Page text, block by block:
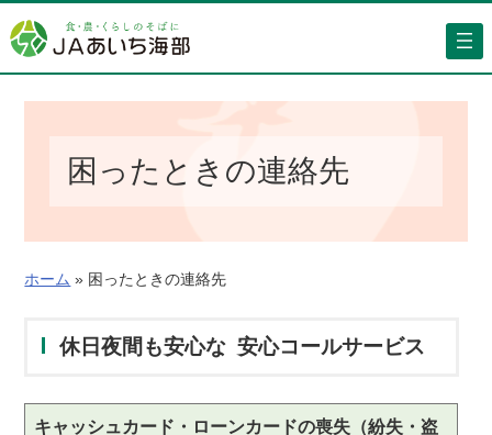
容
を
困ったときの連絡先
ホーム » 困ったときの連絡先
休日夜間も安心な 安心コールサービス
キャッシュカード・ローンカードの喪失（紛失・盗